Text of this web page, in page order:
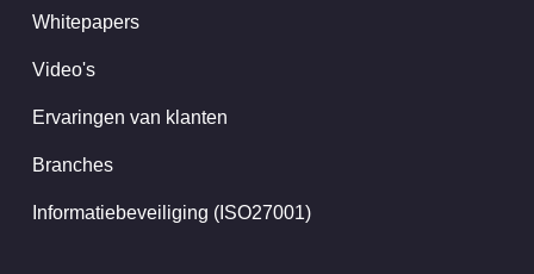
Whitepapers
Video's
Ervaringen van klanten
Branches
Informatiebeveiliging (ISO27001)